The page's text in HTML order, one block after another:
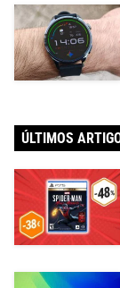
ÚLTIMOS